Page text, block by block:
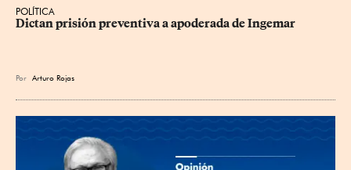
POLÍTICA
Dictan prisión preventiva a apoderada de Ingemar
Por Arturo Rojas